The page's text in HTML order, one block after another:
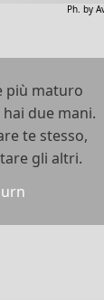
Ph. by
più maturo
due mani.
te stesso,
gli altri.